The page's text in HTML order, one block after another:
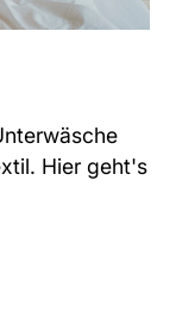
Hier geht's